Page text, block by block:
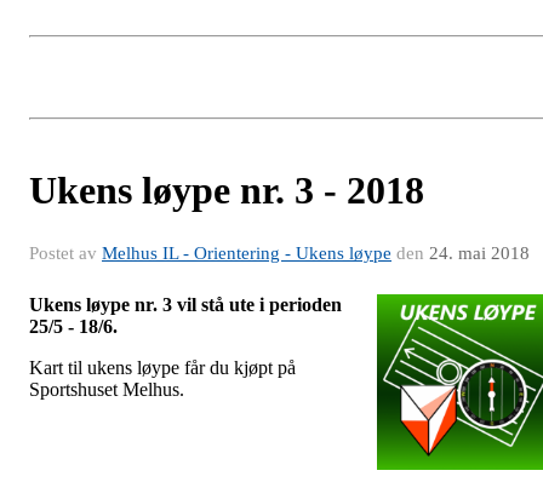
Ukens løype nr. 3 - 2018
Postet av Melhus IL - Orientering - Ukens løype den 24. mai 2018
Ukens løype nr. 3 vil stå ute i perioden
25/5 - 18/6.
Kart til ukens løype får du kjøpt på
Sportshuset Melhus.